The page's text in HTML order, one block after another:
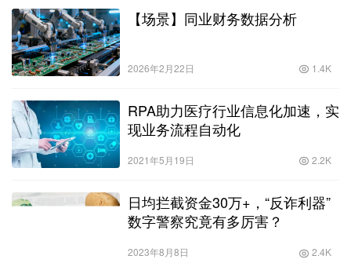
【场景】同业财务数据分析
2026年2月22日 1.4K
RPA助力医疗行业信息化加速，实
现业务流程自动化
2021年5月19日 2.2K
日均拦截资金30万+，“反诈利器”
数字警察究竟有多厉害？
2023年8月8日 2.4K